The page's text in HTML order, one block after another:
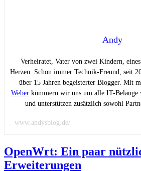
Andy
Verheiratet, Vater von zwei Kindern,
Herzen. Schon immer Technik-Freund, seit
über 15 Jahren begeisterter Blogger. Mit
Weberkümmern wir uns um alle IT-Belange
und unterstützen zusätzlich sowohl
www.andysblog.de/
OpenWrt: Ein paar
Erweiterungen